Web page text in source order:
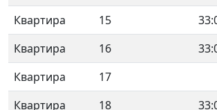
Квартира
15
Квартира
16
Квартира
17
Квартира
18